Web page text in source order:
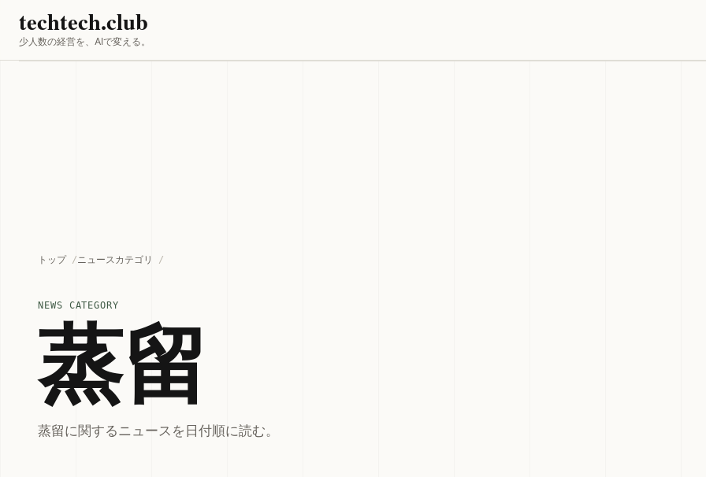
techtech.club
少人数の経営を、AIで変える。
トップ ニュースカテゴリ
NEWS CATEGORY
蒸留
蒸留に関するニュースを日付順に読む。